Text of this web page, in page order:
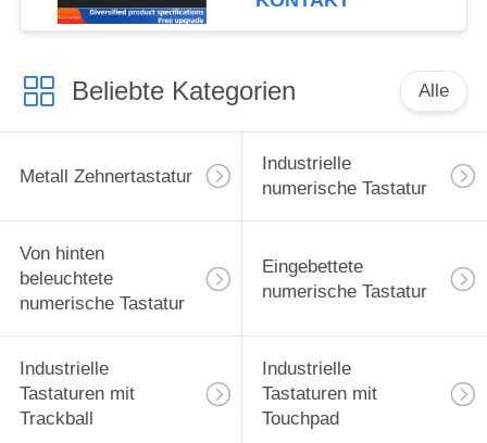
Beliebte Kategorien Alle
Metall Zehnertastatur
Industrielle
numerische Tastatur
Von hinten
beleuchtete
numerische Tastatur
Eingebettete
numerische Tastatur
Industrielle
Tastaturen mit
Trackball
Industrielle
Tastaturen mit
Touchpad